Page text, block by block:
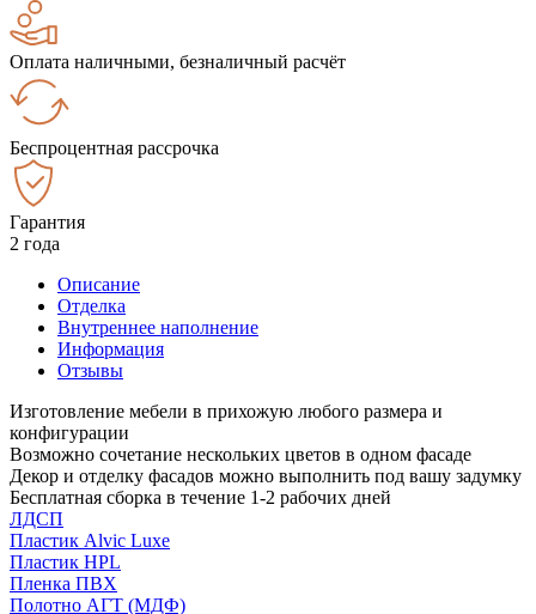
Оплата наличными, безналичный расчёт
Беспроцентная рассрочка
Гарантия
2 года
Описание
Отделка
Внутреннее наполнение
Информация
Отзывы
Изготовление мебели в прихожую любого размера и
конфигурации
Возможно сочетание нескольких цветов в одном фасаде
Декор и отделку фасадов можно выполнить под вашу задумку
Бесплатная сборка в течение 1-2 рабочих дней
ЛДСП
Пластик Alvic Luxe
Пластик HPL
Пленка ПВХ
Полотно АГТ (МДФ)